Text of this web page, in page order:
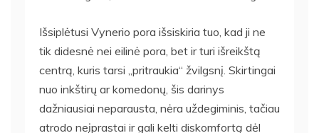
Išsiplėtusi Vynerio pora išsiskiria tuo, kad ji ne
tik didesnė nei eilinė pora, bet ir turi išreikštą
centrą, kuris tarsi „pritraukia“ žvilgsnį. Skirtingai
nuo inkštirų ar komedonų, šis darinys
dažniausiai neparausta, nėra uždegiminis, tačiau
atrodo neįprastai ir gali kelti diskomfortą dėl